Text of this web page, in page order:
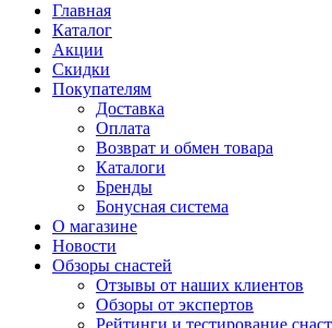
Главная
Каталог
Акции
Скидки
Покупателям
Доставка
Оплата
Возврат и обмен товара
Каталоги
Бренды
Бонусная система
О магазине
Новости
Обзоры снастей
Отзывы от наших клиентов
Обзоры от экспертов
Рейтинги и тестирование